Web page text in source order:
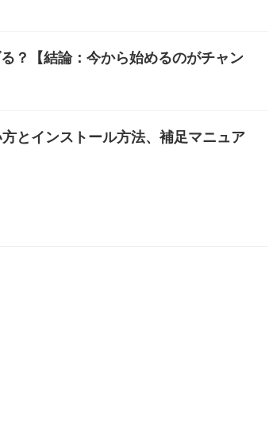
？【結論：今から始めるのがチャン
とインストール方法、補足マニュア